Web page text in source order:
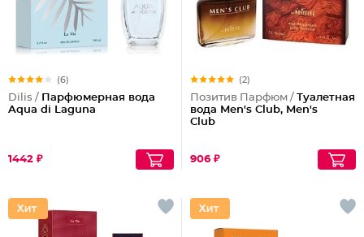
(6)
Dilis / Парфюмерная вода
Aqua di Laguna
1442 ₽
(2)
Позитив Парфюм / Туалетная
вода Men's Club, Men's
Club
906 ₽